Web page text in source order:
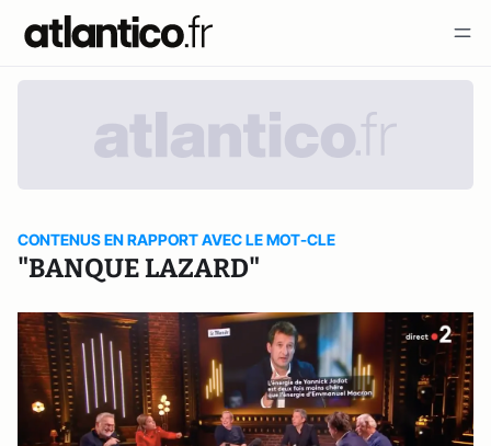
CONTENUS EN RAPPORT AVEC LE MOT-CLE
"BANQUE LAZARD"